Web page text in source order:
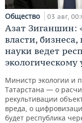
Общество 03 авг,
Азат Зиганшин:
власти,
науки ведет
экологическому
Министр экологии и
Татарстана — о
рекультивации
вреда, о
будет республика